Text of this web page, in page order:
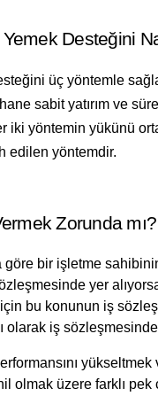
Desteğini
üç yöntemle
sabit yatırım ve
iki yöntemin yükünü
edilen yöntemdir.
Zorunda mı?
göre bir işletme
yer
bu konunun iş
iş sözleşmesinde
olmak üzere farklı pek